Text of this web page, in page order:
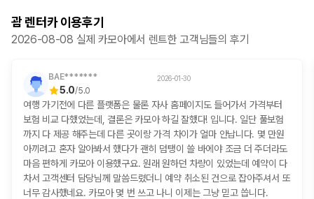
괌 렌터카 이용후기
2026-08-08 실제 카모아에서 렌트한 고객님들의 후기
BAE*******
5.0/5.0
2026-01-30
여행 가기전에 다른 플랫폼은 물론 자사 홈페이지도 들어가서 가격부터
보험 비교 다했었는데, 결론은 카모아 하길 잘했다! 입니다. 일단 풀보험
까지 다 제공 해주는데 다른 곳이랑 가격 차이가 얼마 안납니다. 몇 만원
아끼려고 혼자 알아봐서 했다가 괜히 덤탱이 쓸 바에야 조금 더 주더라도
마음 편하게 카모아 이용했구요. 원래 원하던 차량이 있었는데 예약이 다
차서 고객센터 담당님께 말씀드렸더니 예약 취소된 건으로 잡아주셔서 또
너무 감사했네요. 카모아 몇 번 쓰고 나니 이제는 그냥 믿고 씁니다.